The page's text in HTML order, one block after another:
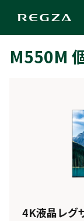
M550M
4K液晶レグ